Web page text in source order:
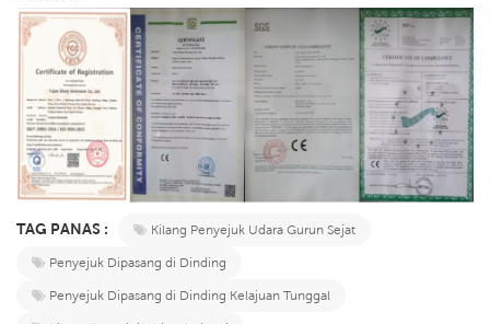
TAG PANAS :
Kilang Penyejuk Udara Gurun Sejat
Penyejuk Dipasang di Dinding
Penyejuk Dipasang di Dinding Kelajuan Tunggal